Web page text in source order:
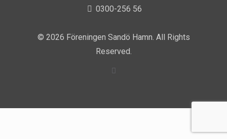
0300-256 56
© 2026 Föreningen Sandö Hamn. All Rights
Reserved.